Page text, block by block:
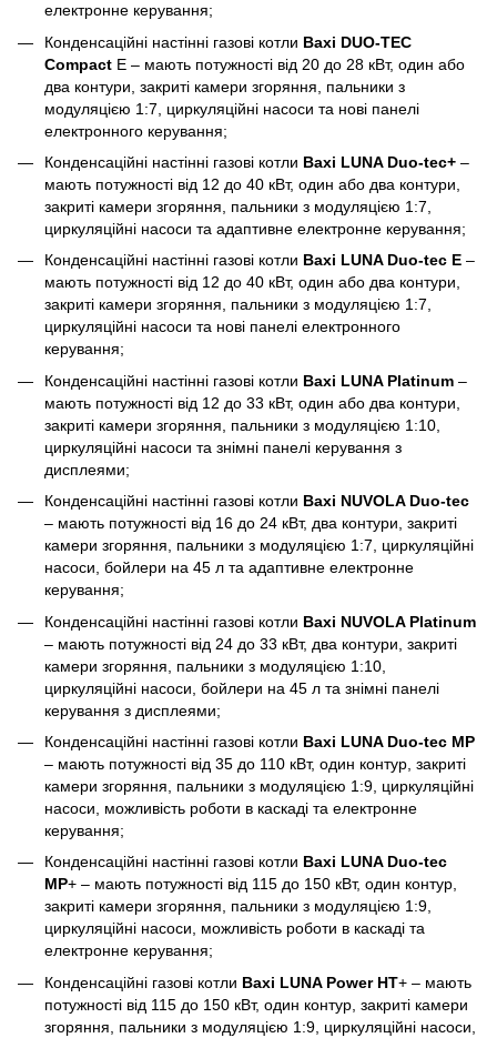
електронне керування;
Конденсаційні настінні газові котли Baxi DUO-TEC
Compact E – мають потужності від 20 до 28 кВт, один або
два контури, закриті камери згоряння, пальники з
модуляцією 1:7, циркуляційні насоси та нові панелі
електронного керування;
Конденсаційні настінні газові котли Baxi LUNA Duo-tec+ –
мають потужності від 12 до 40 кВт, один або два контури,
закриті камери згоряння, пальники з модуляцією 1:7,
циркуляційні насоси та адаптивне електронне керування;
Конденсаційні настінні газові котли Baxi LUNA Duo-tec E –
мають потужності від 12 до 40 кВт, один або два контури,
закриті камери згоряння, пальники з модуляцією 1:7,
циркуляційні насоси та нові панелі електронного
керування;
Конденсаційні настінні газові котли Baxi LUNA Platinum –
мають потужності від 12 до 33 кВт, один або два контури,
закриті камери згоряння, пальники з модуляцією 1:10,
циркуляційні насоси та знімні панелі керування з
дисплеями;
Конденсаційні настінні газові котли Baxi NUVOLA Duo-tec
– мають потужності від 16 до 24 кВт, два контури, закриті
камери згоряння, пальники з модуляцією 1:7, циркуляційні
насоси, бойлери на 45 л та адаптивне електронне
керування;
Конденсаційні настінні газові котли Baxi NUVOLA Platinum
– мають потужності від 24 до 33 кВт, два контури, закриті
камери згоряння, пальники з модуляцією 1:10,
циркуляційні насоси, бойлери на 45 л та знімні панелі
керування з дисплеями;
Конденсаційні настінні газові котли Baxi LUNA Duo-tec MP
– мають потужності від 35 до 110 кВт, один контур, закриті
камери згоряння, пальники з модуляцією 1:9, циркуляційні
насоси, можливість роботи в каскаді та електронне
керування;
Конденсаційні настінні газові котли Baxi LUNA Duo-tec
MP+ – мають потужності від 115 до 150 кВт, один контур,
закриті камери згоряння, пальники з модуляцією 1:9,
циркуляційні насоси, можливість роботи в каскаді та
електронне керування;
Конденсаційні газові котли Baxi LUNA Power HT+ – мають
потужності від 115 до 150 кВт, один контур, закриті камери
згоряння, пальники з модуляцією 1:9, циркуляційні насоси,